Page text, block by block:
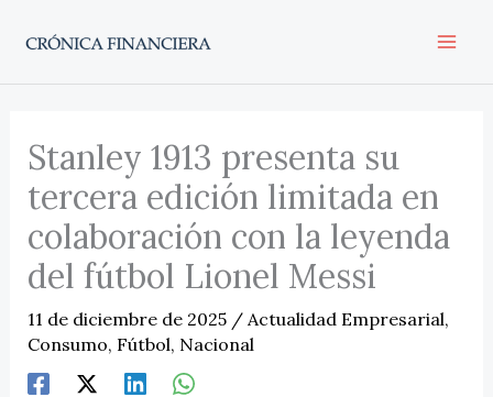
Stanley 1913 presenta su
tercera edición limitada en
colaboración con la leyenda
del fútbol Lionel Messi
11 de diciembre de 2025 / Actualidad Empresarial,
Consumo, Fútbol, Nacional